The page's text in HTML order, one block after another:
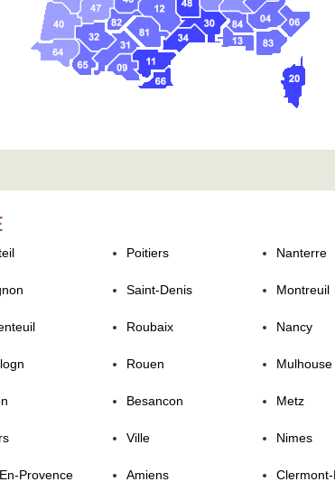
Poitiers Nanterre
Saint-Denis Montreuil
Roubaix Nancy
Rouen Mulhouse
Besancon Metz
Ville Nimes
Provence Amiens